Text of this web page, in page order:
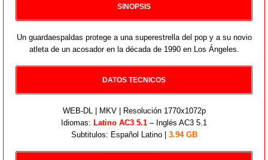
SINOPSIS
Un guardaespaldas protege a una superestrella del pop y a su novio
atleta de un acosador en la década de 1990 en Los Ángeles.
DATOS TECNICOS
WEB-DL | MKV | Resolución 1770x1072p
Idiomas: Latino AC3 5.1 – Inglés AC3 5.1
Subtitulos: Español Latino | 3.94 GB